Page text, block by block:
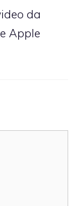
da
Apple